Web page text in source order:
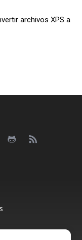
archivos XPS a